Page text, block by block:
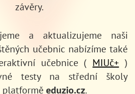
závěry.
a aktualizujeme naši
učebnic nabízíme také
učebnice ( MIUč+ )
testy na střední školy
platforměeduzio.cz.